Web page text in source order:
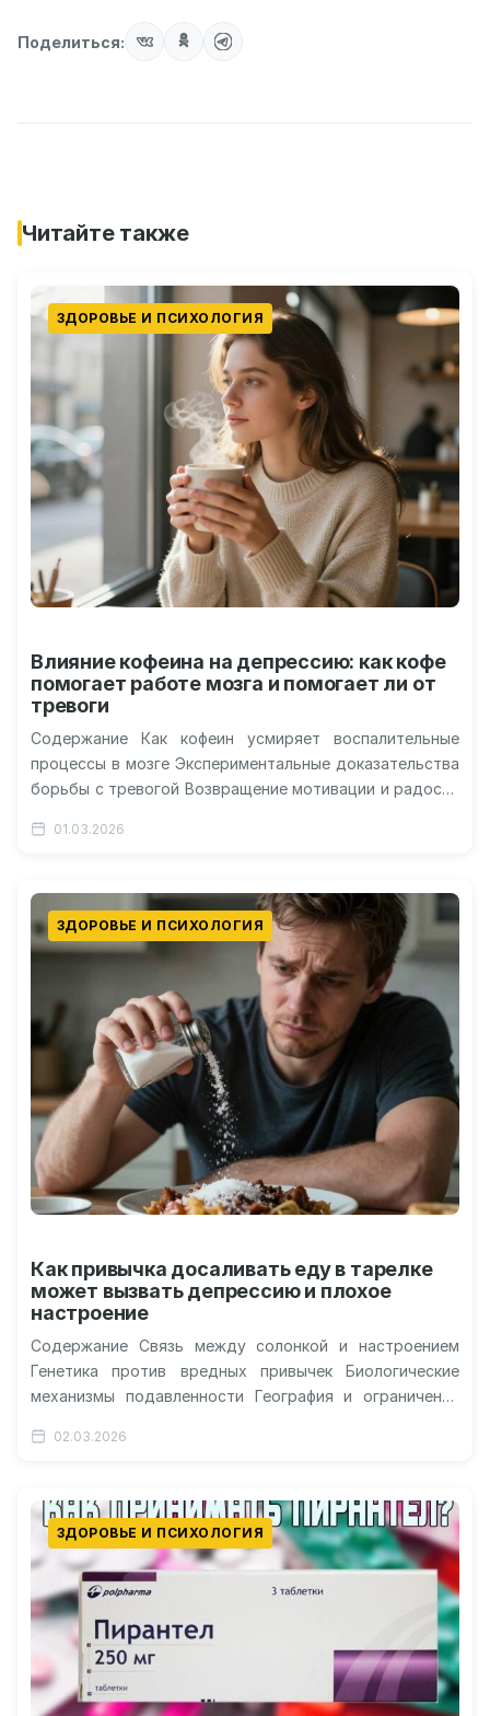
Поделиться:
Читайте также
ЗДОРОВЬЕ И ПСИХОЛОГИЯ
Влияние кофеина на депрессию: как кофе
помогает работе мозга и помогает ли от
тревоги
Содержание Как кофеин усмиряет воспалительные
процессы в мозге Экспериментальные доказательства
борьбы с тревогой Возвращение мотивации и радости
индивидуальные особенности…
01.03.2026
ЗДОРОВЬЕ И ПСИХОЛОГИЯ
Как привычка досаливать еду в тарелке
может вызвать депрессию и плохое
настроение
Содержание Связь между солонкой и настроением
Генетика против вредных привычек Биологические
механизмы подавленности География и ограничения
избыточному потреблению соли повышает риск…
02.03.2026
ЗДОРОВЬЕ И ПСИХОЛОГИЯ